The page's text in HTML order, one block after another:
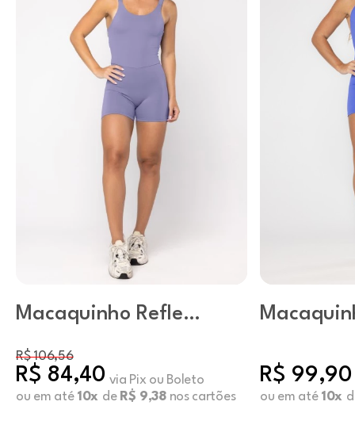
Macaquinho Reflex
R$ 106,56
R$ 84,40 via Pix ou Boleto
ou em até 10x de R$ 9,38nos cartões
R$ 99,90
ou em até 10x